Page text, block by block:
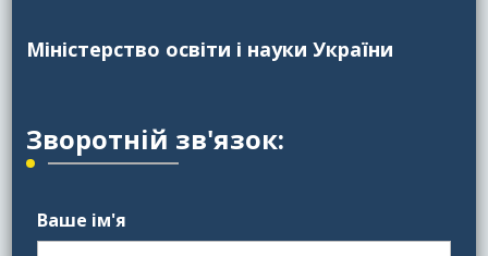
Міністерство освіти і науки України
Зворотній зв'язок:
Ваше ім'я